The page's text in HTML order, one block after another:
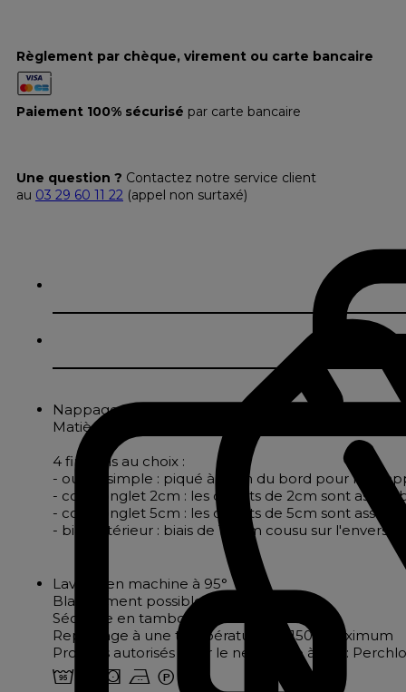
Règlement par chèque, virement ou carte bancaire
Paiement 100% sécurisé par carte bancaire
Une question ? Contactez notre service client
au 03 29 60 11 22 (appel non surtaxé)
Nappage en pur coton damassé texturé formant
Matière noble par excellence, le coton,
4 finitions au choix :
- ourlet simple : piqué à 2cm du bord pour les
- coins onglet 2cm : les ourlets de 2cm sont
- coins onglet 5cm : les ourlets de 5cm sont
- biais intérieur : biais de 18mm cousu sur l'envers
Lavage en machine à 95°
Blanchiment possible
Séchage en tambour à 60°
Repassage à une température de 150° maximum
Produits autorisés pour le nettoyage à sec :
2 u s b W